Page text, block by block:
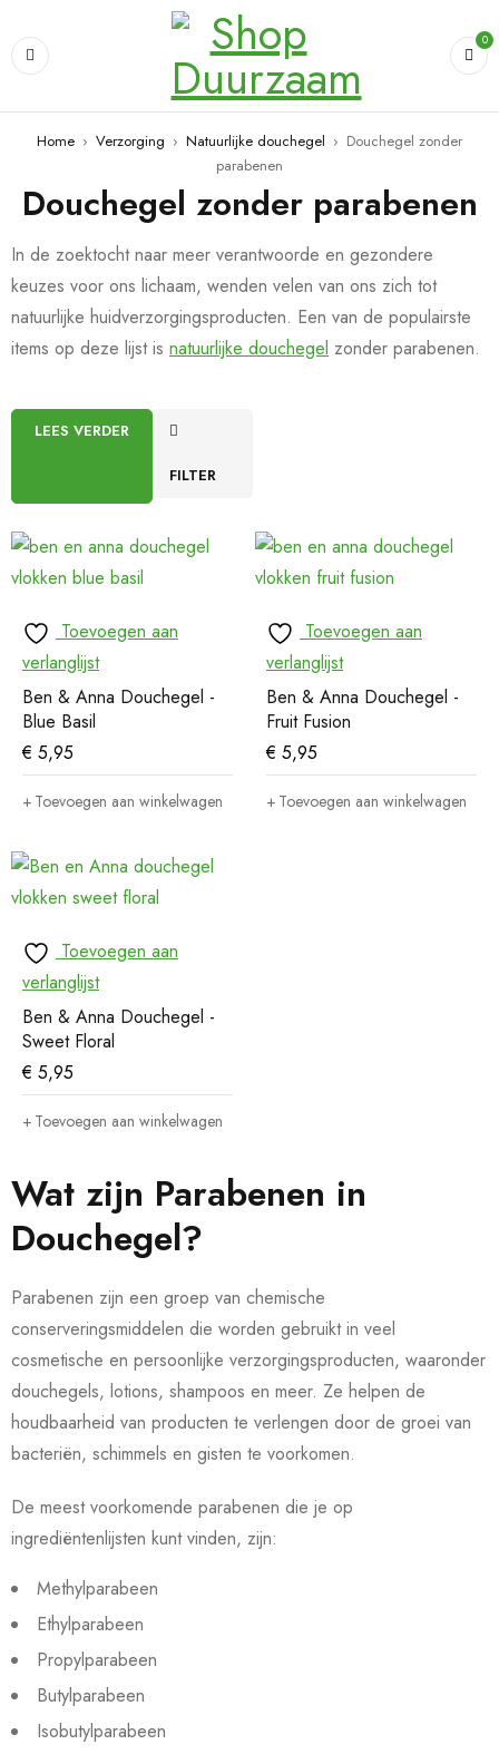
0
Home › Verzorging › Natuurlijke douchegel › Douchegel zonder
parabenen
Douchegel zonder parabenen
In de zoektocht naar meer verantwoorde en gezondere
keuzes voor ons lichaam, wenden velen van ons zich tot
natuurlijke huidverzorgingsproducten. Een van de populairste
items op deze lijst is natuurlijke douchegel zonder parabenen.
FILTER
LEES VERDER
Toevoegen aan
verlanglijst
Ben & Anna Douchegel -
Blue Basil
€ 5,95
Toevoegen aan winkelwagen
Toevoegen aan
verlanglijst
Ben & Anna Douchegel -
Fruit Fusion
€ 5,95
Toevoegen aan winkelwagen
Toevoegen aan
verlanglijst
Ben & Anna Douchegel -
Sweet Floral
€ 5,95
Toevoegen aan winkelwagen
Wat zijn Parabenen in
Douchegel?
Parabenen zijn een groep van chemische
conserveringsmiddelen die worden gebruikt in veel
cosmetische en persoonlijke verzorgingsproducten, waaronder
douchegels, lotions, shampoos en meer. Ze helpen de
houdbaarheid van producten te verlengen door de groei van
bacteriën, schimmels en gisten te voorkomen.
De meest voorkomende parabenen die je op
ingrediëntenlijsten kunt vinden, zijn:
Methylparabeen
Ethylparabeen
Propylparabeen
Butylparabeen
Isobutylparabeen